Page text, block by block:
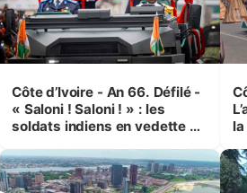
Côte d’Ivoire - An 66. Défilé -
« Saloni ! Saloni ! » : les
soldats indiens en vedette à